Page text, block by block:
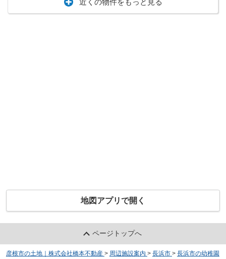
地図アプリで開く
ページトップへ
彦根市の土地｜株式会社橋本不動産 > 周辺施設案内 > 長浜市 > 長浜市の幼稚園